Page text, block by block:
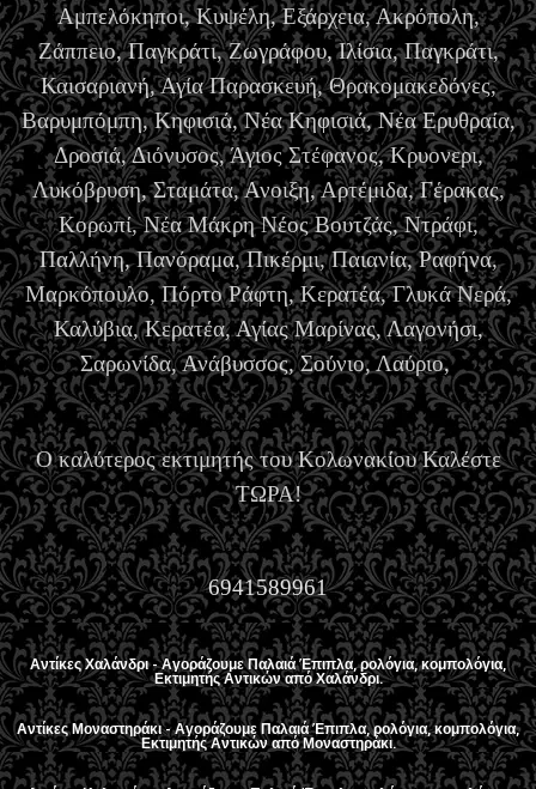
Αμπελόκηποι, Κυψέλη, Εξάρχεια, Ακρόπολη,
Ζάππειο, Παγκράτι, Ζωγράφου, Ιλίσια, Παγκράτι,
Καισαριανή, Αγία Παρασκευή, Θρακομακεδόνες,
Βαρυμπόμπη, Κηφισιά, Νέα Κηφισιά, Νέα Ερυθραία,
Δροσιά, Διόνυσος, Άγιος Στέφανος, Κρυονερι,
Λυκόβρυση, Σταμάτα, Ανοιξη, Αρτέμιδα, Γέρακας,
Κορωπί, Νέα Μάκρη Νέος Βουτζάς, Ντράφι,
Παλλήνη, Πανόραμα, Πικέρμι, Παιανία, Ραφήνα,
Μαρκόπουλο, Πόρτο Ράφτη, Κερατέα, Γλυκά Νερά,
Καλύβια, Κερατέα, Αγίας Μαρίνας, Λαγονήσι,
Σαρωνίδα, Ανάβυσσος, Σούνιο, Λαύριο,
Ο καλύτερος εκτιμητής του Κολωνακίου Καλέστε
ΤΩΡΑ!
6941589961
Αντίκες Χαλάνδρι - Αγοράζουμε Παλαιά Έπιπλα, ρολόγια, κομπολόγια,
Εκτιμητής Αντικών από Χαλάνδρι.
Αντίκες Μοναστηράκι - Αγοράζουμε Παλαιά Έπιπλα, ρολόγια, κομπολόγια,
Εκτιμητής Αντικών από Μοναστηράκι.